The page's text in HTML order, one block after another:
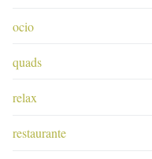
ocio
quads
relax
restaurante